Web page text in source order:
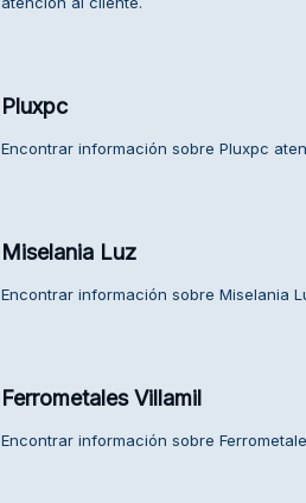
Pluxpc
Encontrar información sobre Pluxpc
Miselania Luz
Encontrar información sobre Miselania
Ferrometales Villamil
Encontrar información sobre